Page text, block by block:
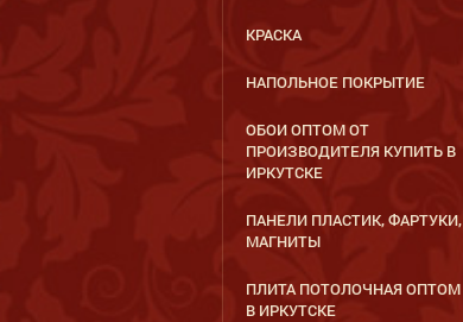
КРАСКА
НАПОЛЬНОЕ ПОКРЫТИЕ
ОБОИ ОПТОМ ОТ
ПРОИЗВОДИТЕЛЯ КУПИТЬ В
ИРКУТСКЕ
ПАНЕЛИ ПЛАСТИК, ФАРТУКИ,
МАГНИТЫ
ПЛИТА ПОТОЛОЧНАЯ ОПТОМ
В ИРКУТСКЕ